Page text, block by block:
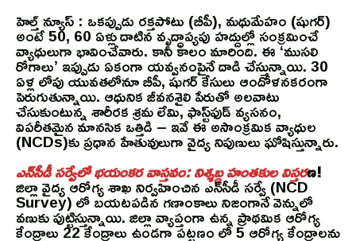
హెల్త్ న్యూస్ : ఒకప్పుడు రక్తపోటు (బీపీ), మధుమేహం (షుగర్)
అంటే 50, 60 ఏళ్లు దాటిన వృద్ధాప్యపు హద్దుల్లో సంక్రమించే
వ్యాధులుగా భావించేవారు. కానీ కాలం మారింది. ఈ ‘ముసలి
రోగాలు’ ఇప్పుడు ఏకంగా యవ్వనంపైనే దాడి చేస్తున్నాయి. 30
ఏళ్ల లోపు యువతలోనూ బీపీ, షుగర్ కేసులు ఆందోళనకరంగా
పెరుగుతున్నాయి. ఆధునిక జీవనశైలి పేరుతో అలవాటు
చేసుకుంటున్న శారీరక శ్రమ లేమి, ఫాస్ట్‌ఫుడ్ వ్యసనం,
విపరీతమైన మానసిక ఒత్తిడి – ఇవే ఈ అసాంక్రమిక వ్యాధుల
(NCDs)కు ప్రధాన హేతువులుగా వైద్య నిపుణులు ఘోషిస్తున్నారు.
ఎన్‌సీడీ సర్వేలో భయంకర వాస్తవం: నిశ్శబ్ద హంతకుల విస్తరణ!
జిల్లా వైద్య ఆరోగ్య శాఖ నిర్వహించిన ఎన్‌సీడీ సర్వే (NCD
Survey) లో బయటపడిన గణాంకాలు నిజంగానే వెన్నులో
వణుకు పుట్టిస్తున్నాయి. జిల్లా వ్యాప్తంగా ఉన్న ప్రాథమిక ఆరోగ్య
కేంద్రాలు 22 కేంద్రాలు ఉండగా పట్టణం లో 5 ఆరోగ్య కేంద్రాలను